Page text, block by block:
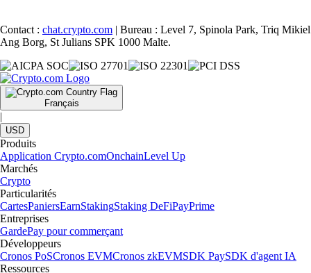
Contact : chat.crypto.com | Bureau : Level 7, Spinola Park, Triq Mikiel
Ang Borg, St Julians SPK 1000 Malte.
Français
|
USD
Produits
Application Crypto.comOnchainLevel Up
Marchés
Crypto
Particularités
CartesPaniersEarnStakingStaking DeFiPayPrime
Entreprises
GardePay pour commerçant
Développeurs
Cronos PoSCronos EVMCronos zkEVMSDK PaySDK d'agent IA
Ressources